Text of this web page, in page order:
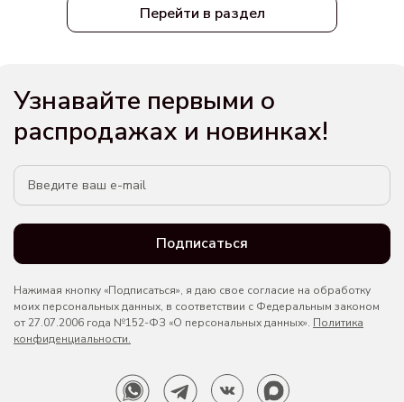
Перейти в раздел
Узнавайте первыми о
распродажах и новинках!
Подписаться
Нажимая кнопку «Подписаться», я даю свое согласие на обработку
моих персональных данных, в соответствии с Федеральным законом
от 27.07.2006 года №152-ФЗ «О персональных данных». Политика
конфиденциальности.